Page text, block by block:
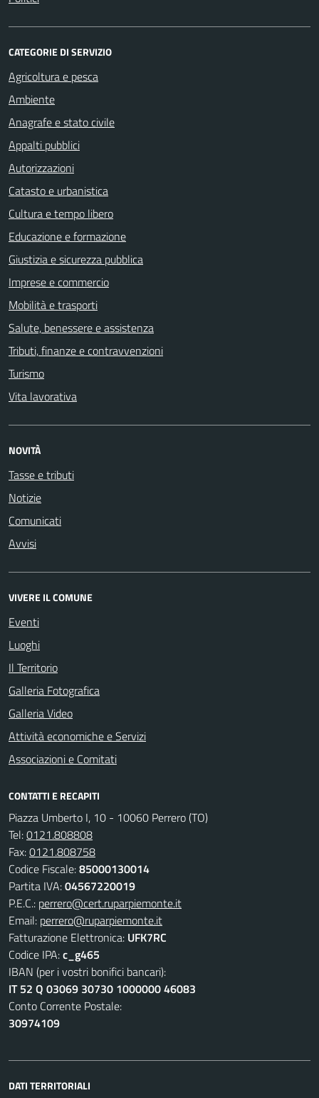
CATEGORIE DI SERVIZIO
Agricoltura e pesca
Ambiente
Anagrafe e stato civile
Appalti pubblici
Autorizzazioni
Catasto e urbanistica
Cultura e tempo libero
Educazione e formazione
Giustizia e sicurezza pubblica
Imprese e commercio
Mobilità e trasporti
Salute, benessere e assistenza
Tributi, finanze e contravvenzioni
Turismo
Vita lavorativa
NOVITÀ
Tasse e tributi
Notizie
Comunicati
Avvisi
VIVERE IL COMUNE
Eventi
Luoghi
Il Territorio
Galleria Fotografica
Galleria Video
Attività economiche e Servizi
Associazioni e Comitati
CONTATTI E RECAPITI
Piazza Umberto I, 10 - 10060 Perrero (TO)
Tel:0121.808808
Fax:0121.808758
Codice Fiscale:85000130014
Partita IVA:04567220019
P.E.C.: perrero@cert.ruparpiemonte.it
Email: perrero@ruparpiemonte.it
Fatturazione Elettronica: UFK7RC
Codice IPA:c_g465
IBAN (per i vostri bonifici bancari):
IT 52 Q 03069 30730 1000000 46083
Conto Corrente Postale:
30974109
DATI TERRITORIALI